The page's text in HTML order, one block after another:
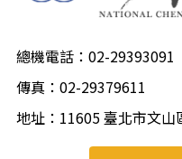
總機電話：02-29393091
傳真：02-29379611
地址：11605 臺北市文